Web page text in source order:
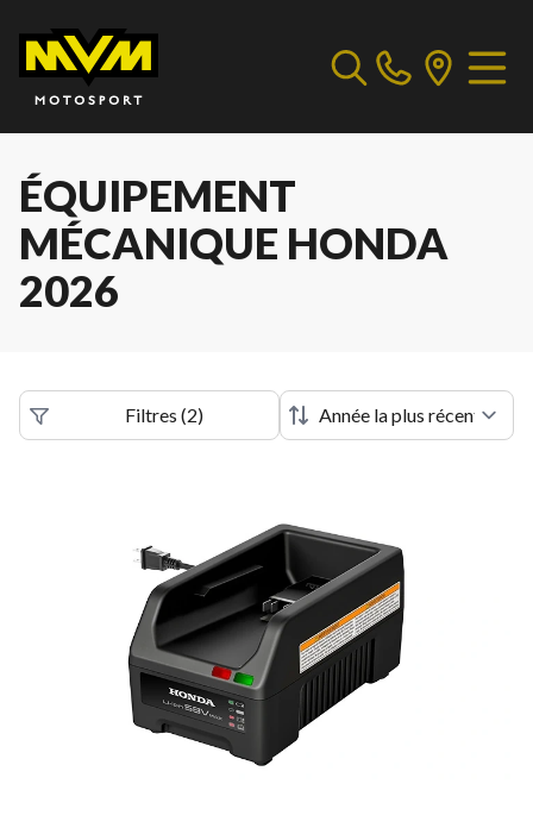
ÉQUIPEMENT
MÉCANIQUE HONDA
2026
Filtres (2)